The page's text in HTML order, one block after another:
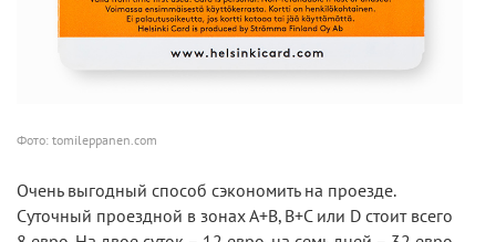
Фото: tomileppanen.com
Очень выгодный способ сэкономить на проезде.
Суточный проездной в зонах А+В, В+С или D стоит всего